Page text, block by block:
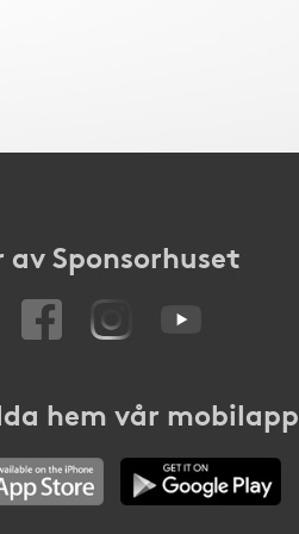
av Sponsorhuset
hem vår mobilapp